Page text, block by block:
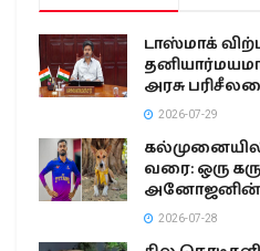
டாஸ்மாக்
அரசு
2026-07-29
வரை: ஒரு
அனோஜனின்
2026-07-28